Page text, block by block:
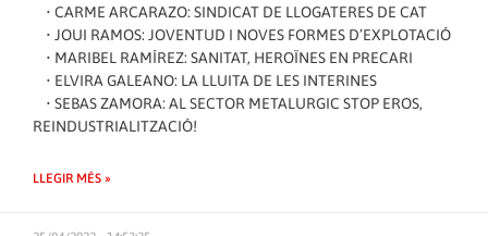
• CARME ARCARAZO: SINDICAT DE LLOGATERES DE CAT
• JOUI RAMOS: JOVENTUD I NOVES FORMES D’EXPLOTACIÓ
• MARIBEL RAMÍREZ: SANITAT, HEROÏNES EN PRECARI
• ELVIRA GALEANO: LA LLUITA DE LES INTERINES
• SEBAS ZAMORA: AL SECTOR METALURGIC STOP EROS,
REINDUSTRIALITZACIÓ!
LLEGIR MÉS »